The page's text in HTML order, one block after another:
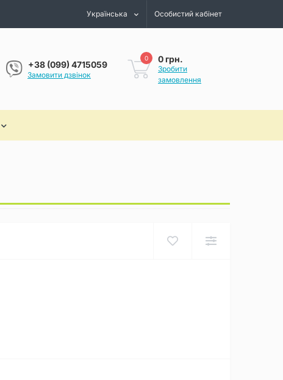
Українська Особистий кабінет
+38 (099) 4715059
Замовити дзвінок
0 0 грн.
Зробити
замовлення